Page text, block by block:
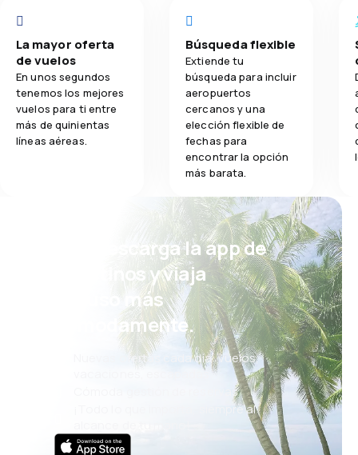
La mayor oferta
de vuelos
En unos segundos
tenemos los mejores
vuelos para ti entre
más de quinientas
líneas aéreas.
Búsqueda flexible
Extiende tu
búsqueda para incluir
aeropuertos
cercanos y una
elección flexible de
fechas para
encontrar la opción
más barata.
¡Eh! Descarga la app de
eDestinos y viaja
incluso más
cómodamente.
Nuevas ofertas cada día: vuelos,
vacaciones, escapadas
Cómoda gestión de reservas
¡Todo lo que importa, siempre al